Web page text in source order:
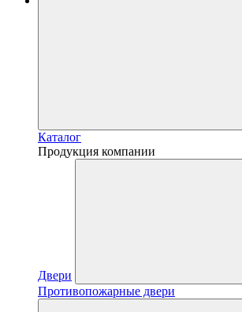
Каталог
Продукция компании
Двери
Противопожарные двери